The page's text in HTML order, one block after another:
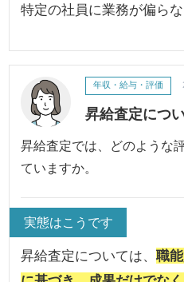
特定の社員に業務が偏らな
昇給査定につ
年収・給与・評価
昇給査定では、どのような
ていますか。
実態はこうです
昇給査定については、職